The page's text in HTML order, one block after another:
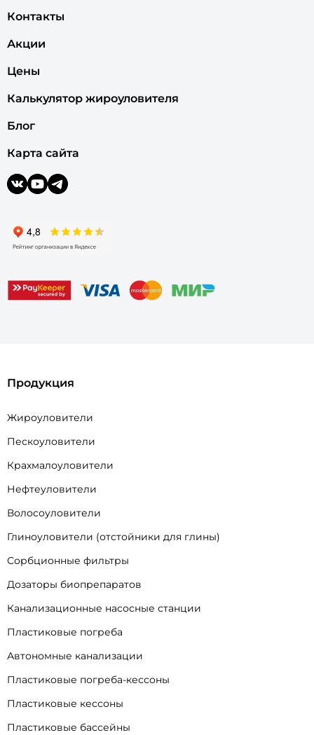
Контакты
Акции
Цены
Калькулятор жироуловителя
Блог
Карта сайта
Продукция
Жироуловители
Пескоуловители
Крахмалоуловители
Нефтеуловители
Волосоуловители
Глиноуловители (отстойники для глины)
Сорбционные фильтры
Дозаторы биопрепаратов
Канализационные насосные станции
Пластиковые погреба
Автономные канализации
Пластиковые погреба-кессоны
Пластиковые кессоны
Пластиковые бассейны